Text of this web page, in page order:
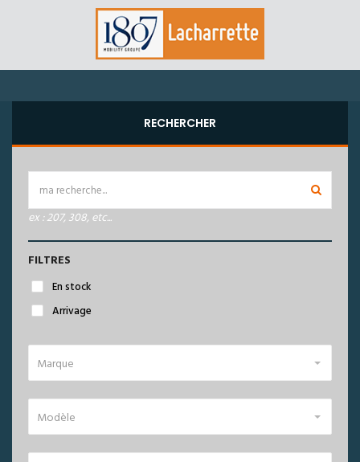
RECHERCHER
ex : 207, 308, etc...
FILTRES
En stock
Arrivage
Marque
Modèle